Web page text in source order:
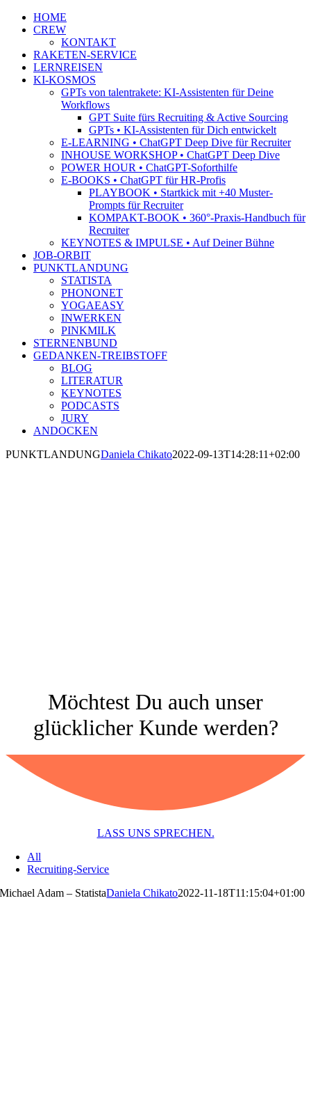
HOME
CREW
KONTAKT
RAKETEN-SERVICE
LERNREISEN
KI-KOSMOS
GPTs von talentrakete: KI-Assistenten für Deine
Workflows
GPT Suite fürs Recruiting & Active Sourcing
GPTs • KI-Assistenten für Dich entwickelt
E-LEARNING • ChatGPT Deep Dive für Recruiter
INHOUSE WORKSHOP • ChatGPT Deep Dive
POWER HOUR • ChatGPT-Soforthilfe
E-BOOKS • ChatGPT für HR-Profis
PLAYBOOK • Startkick mit +40 Muster-
Prompts für Recruiter
KOMPAKT-BOOK • 360°-Praxis-Handbuch für
Recruiter
KEYNOTES & IMPULSE • Auf Deiner Bühne
JOB-ORBIT
PUNKTLANDUNG
STATISTA
PHONONET
YOGAEASY
INWERKEN
PINKMILK
STERNENBUND
GEDANKEN-TREIBSTOFF
BLOG
LITERATUR
KEYNOTES
PODCASTS
JURY
ANDOCKEN
PUNKTLANDUNGDaniela Chikato2022-09-13T14:28:11+02:00
Möchtest Du auch unser
glücklicher Kunde werden?
LASS UNS SPRECHEN.
All
Recruiting-Service
Michael Adam – StatistaDaniela Chikato2022-11-18T11:15:04+01:00